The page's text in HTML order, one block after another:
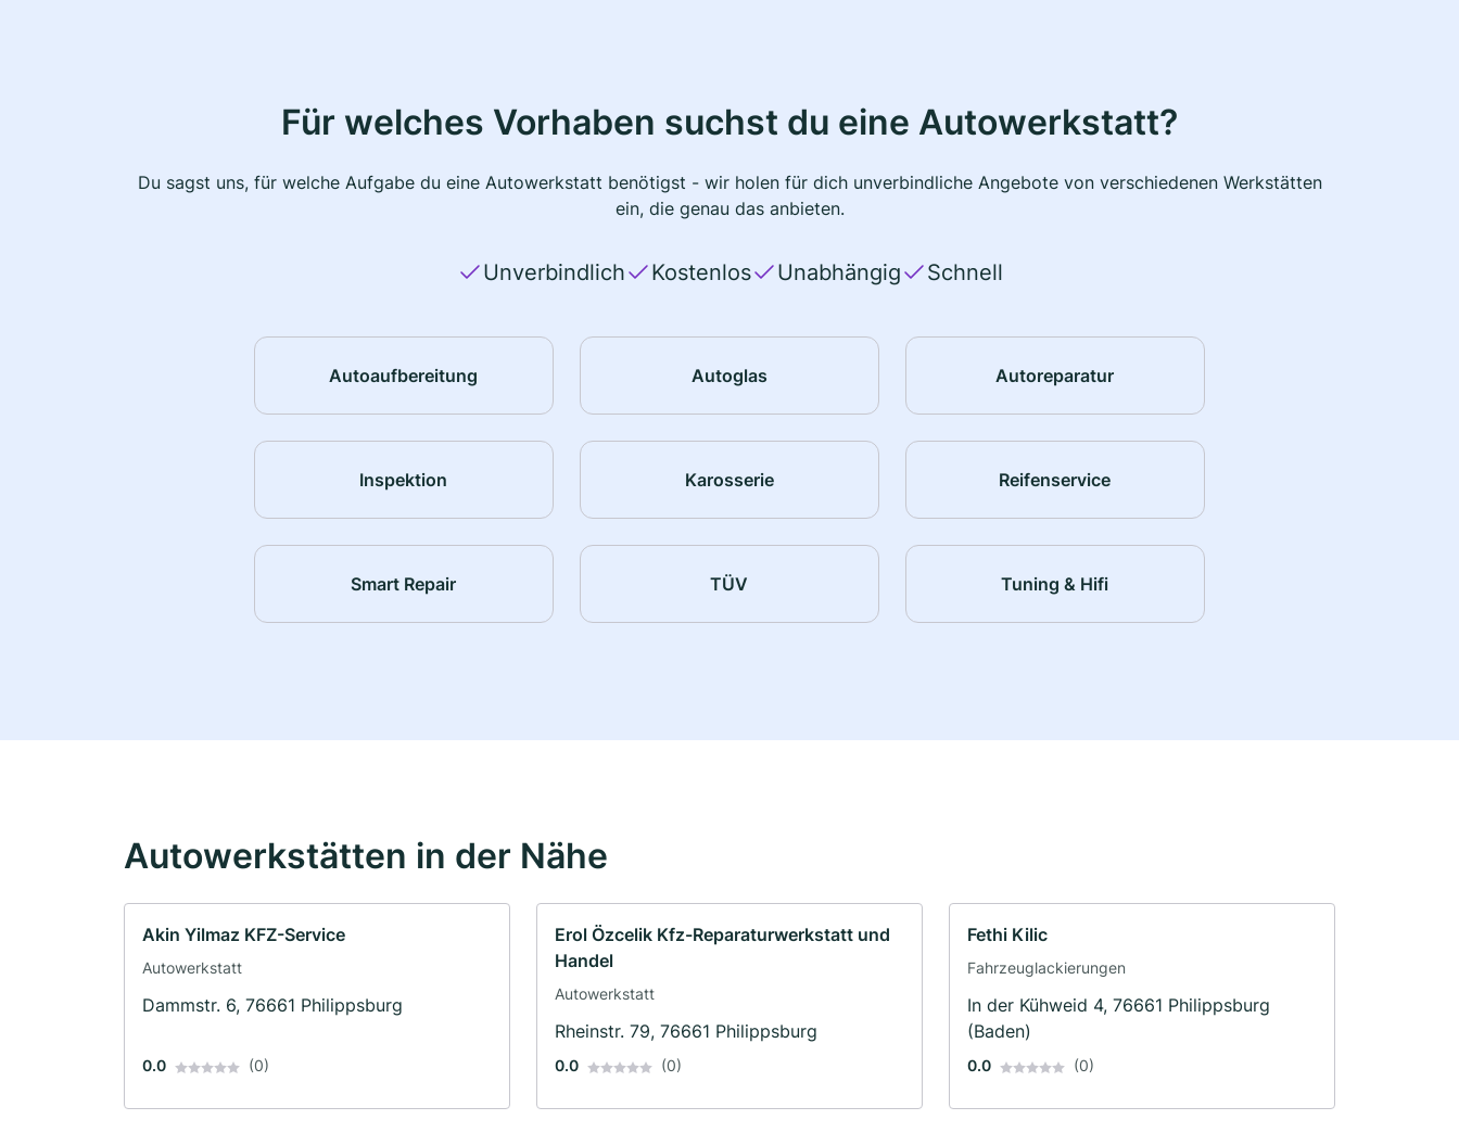
Für welches Vorhaben suchst du eine Autowerkstatt?
Du sagst uns, für welche Aufgabe du eine Autowerkstatt benötigst - wir holen für dich unverbindliche Angebote von verschiedenen Werkstätten
ein, die genau das anbieten.
Unverbindlich Kostenlos Unabhängig Schnell
Autoaufbereitung Autoglas Autoreparatur
Inspektion Karosserie Reifenservice
Smart Repair TÜV Tuning & Hifi
Autowerkstätten in der Nähe
Akin Yilmaz KFZ-Service
Autowerkstatt
Dammstr. 6, 76661 Philippsburg
0.0 (0)
Erol Özcelik Kfz-Reparaturwerkstatt und
Handel
Autowerkstatt
Rheinstr. 79, 76661 Philippsburg
0.0 (0)
Fethi Kilic
Fahrzeuglackierungen
In der Kühweid 4, 76661 Philippsburg
(Baden)
0.0 (0)